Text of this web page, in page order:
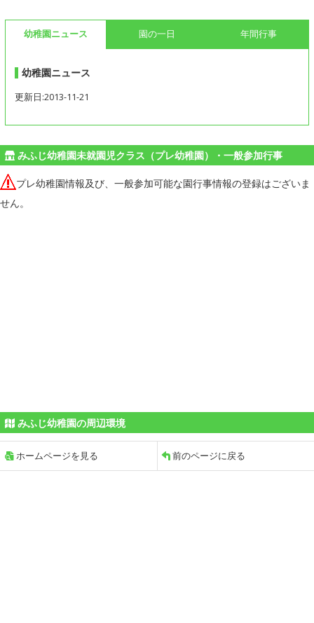
幼稚園ニュース 園の一日 年間行事
幼稚園ニュース
更新日:2013-11-21
みふじ幼稚園未就園児クラス（プレ幼稚園）・一般参加行事
プレ幼稚園情報及び、一般参加可能な園行事情報の登録はございま
せん。
みふじ幼稚園の周辺環境
ホームページを見る 前のページに戻る